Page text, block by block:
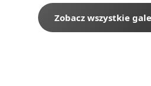
Zobacz wszystkie